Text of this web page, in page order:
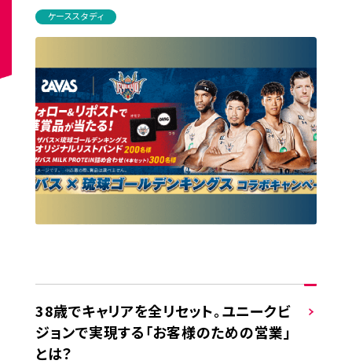
ケーススタディ
38歳でキャリアを全リセット。ユニークビ
ジョンで実現する「お客様のための営業」
とは？